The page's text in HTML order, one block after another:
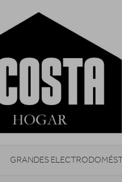
GRANDES